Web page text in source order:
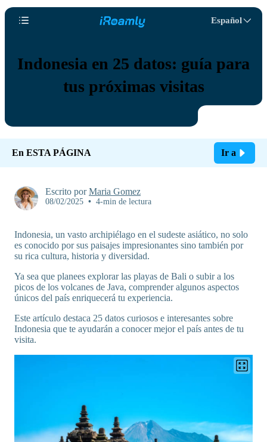
Español
Indonesia en 25 datos: guía para
tus próximas visitas
En ESTA PÁGINA Ir a
Escrito porMaria Gomez
08/02/2025 • 4-min de lectura
Indonesia, un vasto archipiélago en el sudeste asiático, no solo
es conocido por sus paisajes impresionantes sino también por
su rica cultura, historia y diversidad.
Ya sea que planees explorar las playas de Bali o subir a los
picos de los volcanes de Java, comprender algunos aspectos
únicos del país enriquecerá tu experiencia.
Este artículo destaca 25 datos curiosos e interesantes sobre
Indonesia que te ayudarán a conocer mejor el país antes de tu
visita.